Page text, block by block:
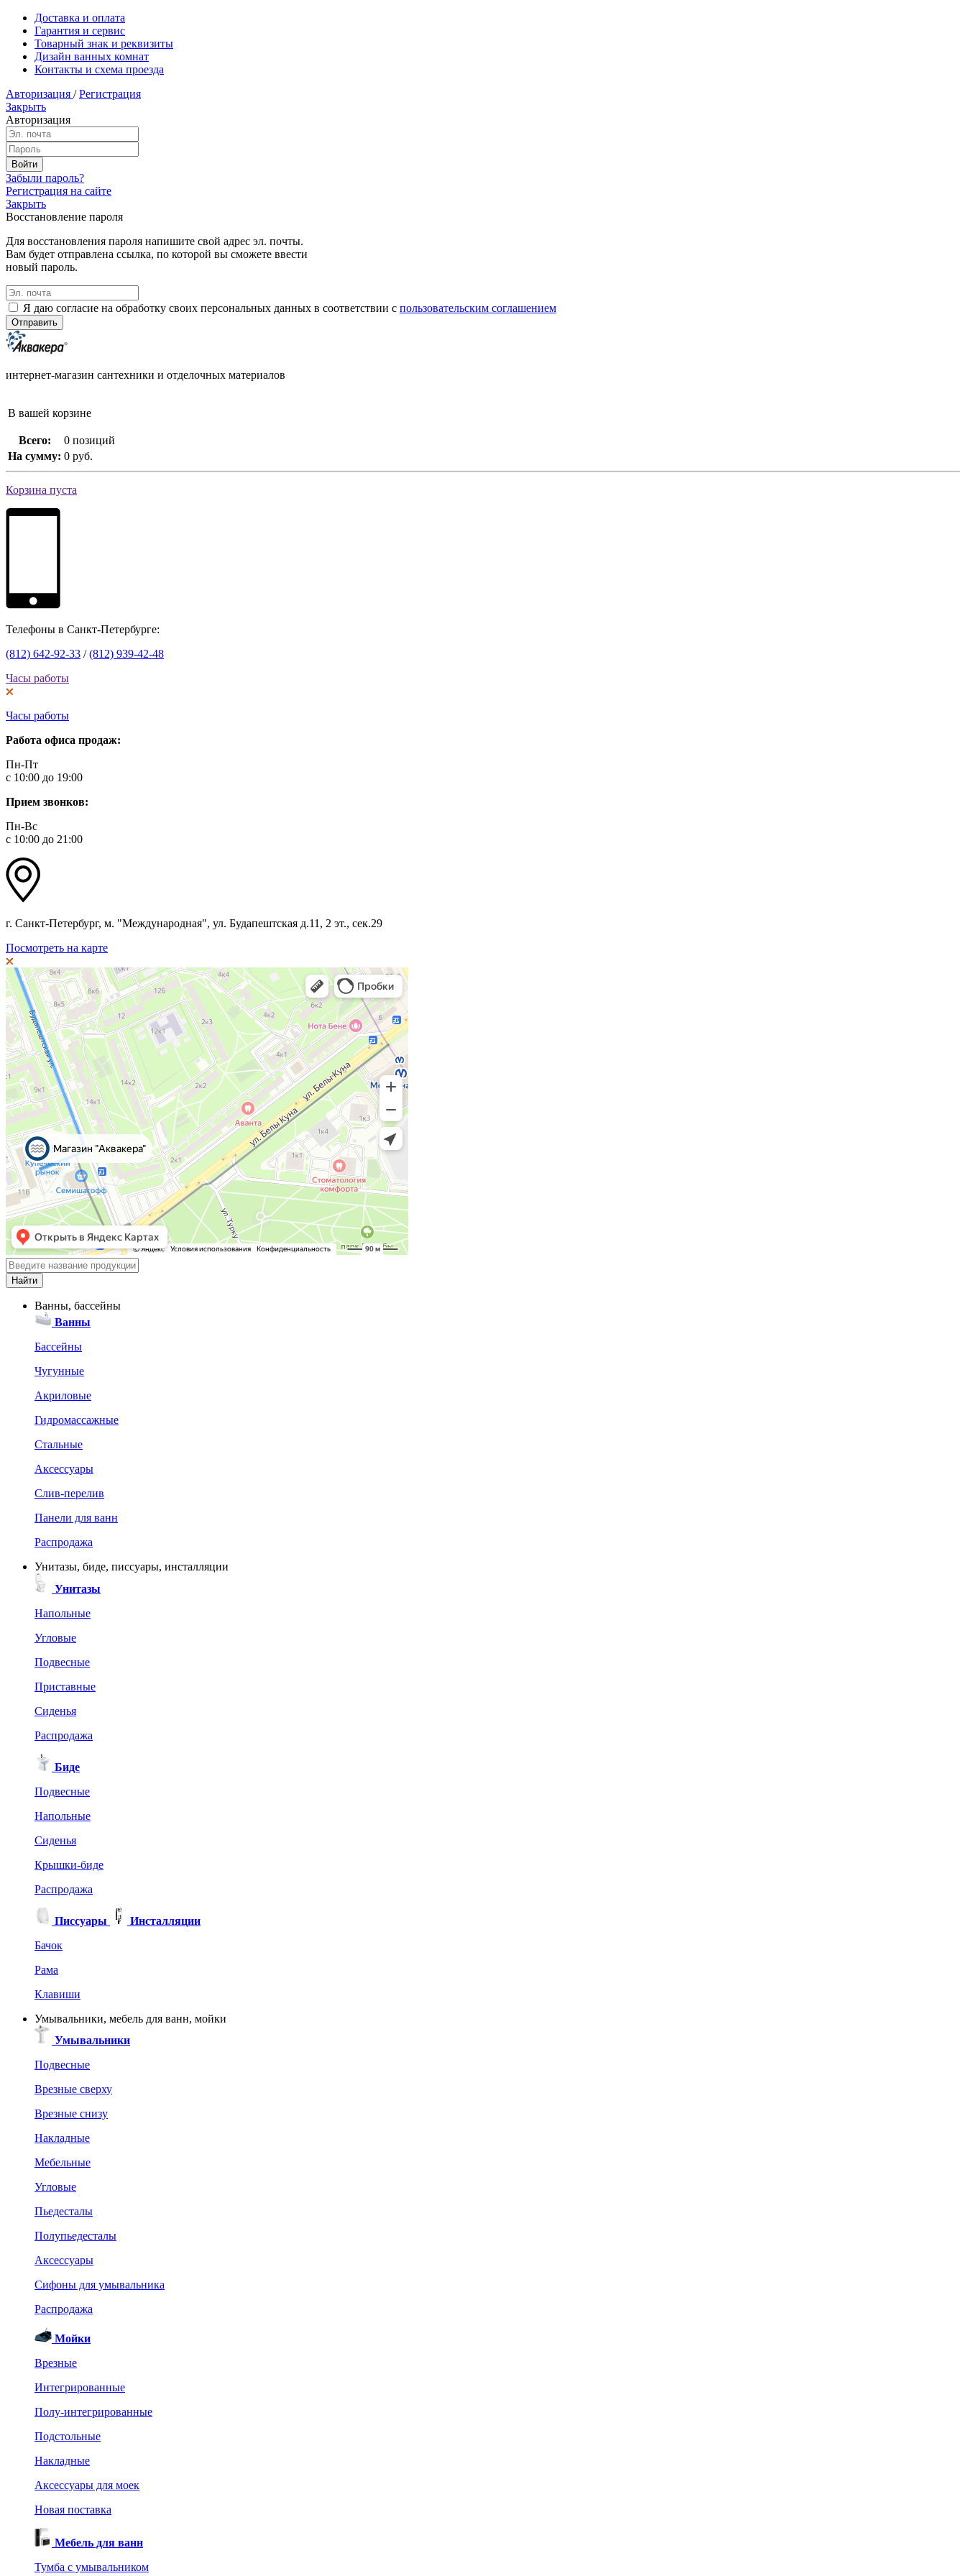
Доставка и оплата
Гарантия и сервис
Товарный знак и реквизиты
Дизайн ванных комнат
Контакты и схема проезда
Авторизация / Регистрация
Закрыть
Авторизация
Забыли пароль?
Регистрация на сайте
Закрыть
Восстановление пароля
Для восстановления пароля напишите свой адрес эл. почты.
Вам будет отправлена ссылка, по которой вы сможете ввести
новый пароль.
Я даю согласие на обработку своих персональных данных в соответствии с пользовательским соглашением
интернет-магазин сантехники и отделочных материалов
В вашей корзине
Всего:
0 позиций
На сумму: 0 руб.
Корзина пуста
Телефоны в Санкт-Петербурге:
(812) 642-92-33 /(812) 939-42-48
Часы работы
Часы работы
Работа офиса продаж:
Пн-Пт
с 10:00 до 19:00
Прием звонков:
Пн-Вс
с 10:00 до 21:00
г. Санкт-Петербург, м. "Международная", ул. Будапештская д.11, 2 эт., сек.29
Посмотреть на карте
Ванны, бассейны
Ванны
Бассейны
Чугунные
Акриловые
Гидромассажные
Стальные
Аксессуары
Слив-перелив
Панели для ванн
Распродажа
Унитазы, биде, писсуары, инсталляции
Унитазы
Напольные
Угловые
Подвесные
Приставные
Сиденья
Распродажа
Биде
Подвесные
Напольные
Сиденья
Крышки-биде
Распродажа
Писсуары
Инсталляции
Бачок
Рама
Клавиши
Умывальники, мебель для ванн, мойки
Умывальники
Подвесные
Врезные сверху
Врезные снизу
Накладные
Мебельные
Угловые
Пьедесталы
Полупьедесталы
Аксессуары
Сифоны для умывальника
Распродажа
Мойки
Врезные
Интегрированные
Полу-интегрированные
Подстольные
Накладные
Аксессуары для моек
Новая поставка
Мебель для ванн
Тумба с умывальником